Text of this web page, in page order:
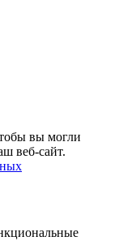
вы могли
веб-сайт.